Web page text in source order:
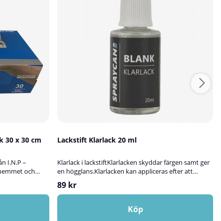
30 x 30 cm
I.N.P –
och
dig som vill
mycket
Lackstift Klarlack 20 ml
Klarlack i lackstiftKlarlacken skyddar färgen samt ger
en högglans.Klarlacken kan appliceras efter att
tidigare färgskikt torkat ca 60 minuter.Vi
rekommenderar att klarlacken torkar minst 24
timmar innan man ev.polerar ihop de fyllda
lackskadorna med bilens lack.
89 kr
Köp